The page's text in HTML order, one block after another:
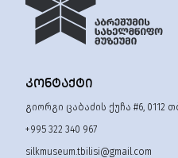
ᲙᲝᲜᲢᲐᲥᲢᲘ
გიორგი ცაბაძის ქუჩა #6, 0112
+995 322 340 967
silkmuseum.tbilisi@gmail.com